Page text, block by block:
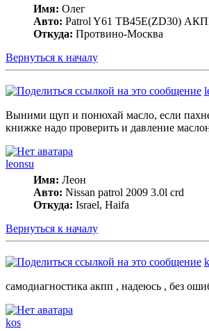
Имя: Олег
Авто: Patrol Y61 TB45E(ZD30)
Откуда: Протвино-Москва
Вернуться к началу
Выними щуп и понюхай масло, если
книжке надо проверить и давление
leonsu
Имя: Леон
Авто: Nissan patrol 2009 3.0l crd
Откуда: Israel, Haifa
Вернуться к началу
самодиагностика акпп , надеюсь , без
kos